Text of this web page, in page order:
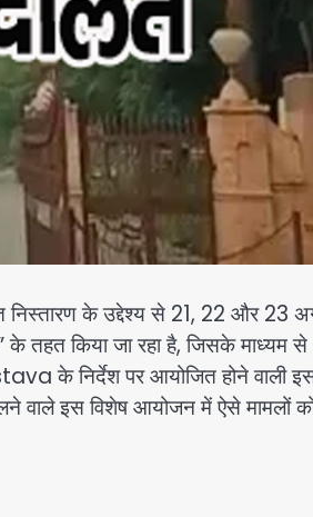
निस्तारण के उद्देश्य से 21, 22 और 23
तहत किया जा रहा है, जिसके माध्यम से
के निर्देश पर आयोजित होने वाली
वाले इस विशेष आयोजन में ऐसे मामलों